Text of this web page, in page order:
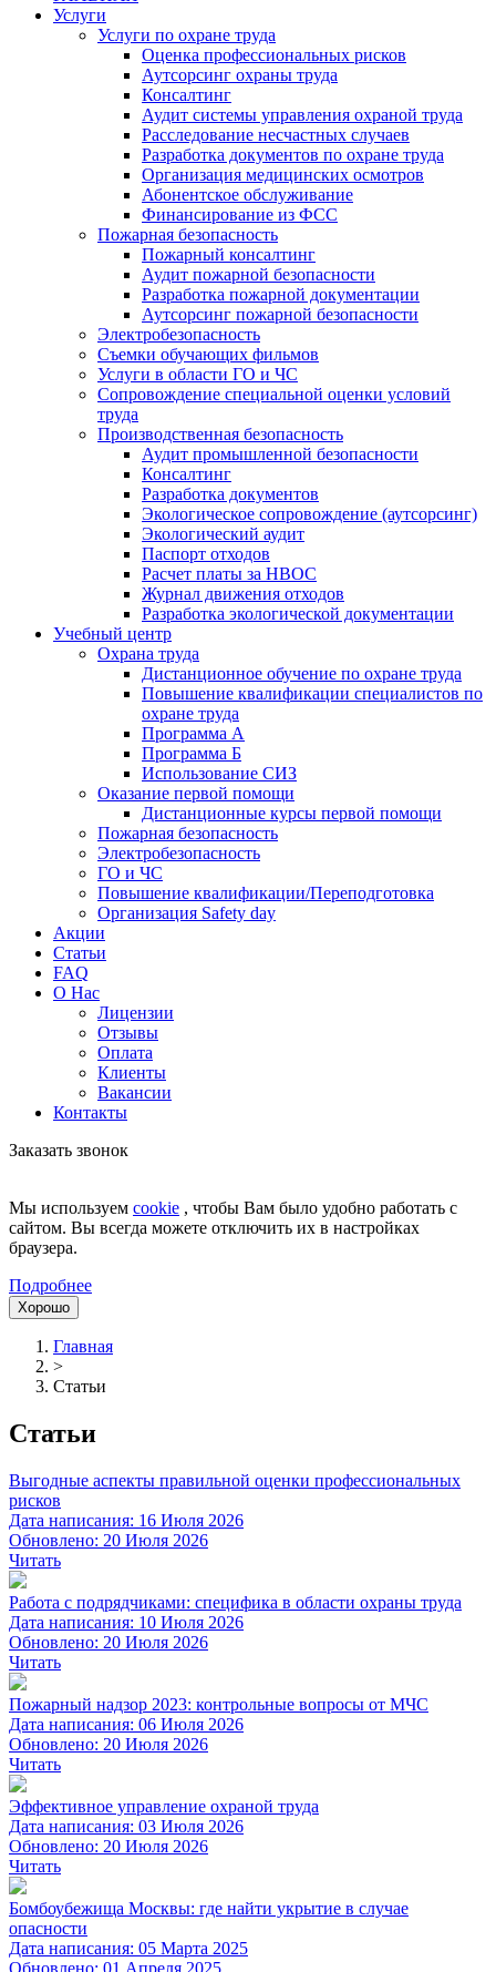
Услуги
Услуги по охране труда
Оценка профессиональных рисков
Аутсорсинг охраны труда
Консалтинг
Аудит системы управления охраной труда
Расследование несчастных случаев
Разработка документов по охране труда
Организация медицинских осмотров
Абонентское обслуживание
Финансирование из ФСС
Пожарная безопасность
Пожарный консалтинг
Аудит пожарной безопасности
Разработка пожарной документации
Аутсорсинг пожарной безопасности
Электробезопасность
Съемки обучающих фильмов
Услуги в области ГО и ЧС
Сопровождение специальной оценки условий
труда
Производственная безопасность
Аудит промышленной безопасности
Консалтинг
Разработка документов
Экологическое сопровождение (аутсорсинг)
Экологический аудит
Паспорт отходов
Расчет платы за НВОС
Журнал движения отходов
Разработка экологической документации
Учебный центр
Охрана труда
Дистанционное обучение по охране труда
Повышение квалификации специалистов по
охране труда
Программа А
Программа Б
Использование СИЗ
Оказание первой помощи
Дистанционные курсы первой помощи
Пожарная безопасность
Электробезопасность
ГО и ЧС
Повышение квалификации/Переподготовка
Организация Safety day
Акции
Статьи
FAQ
О Нас
Лицензии
Отзывы
Оплата
Клиенты
Вакансии
Контакты
Заказать звонок
Мы используем cookie , чтобы Вам было удобно работать с
сайтом. Вы всегда можете отключить их в настройках
браузера.
Подробнее
Хорошо
Главная
>
Статьи
Статьи
Выгодные аспекты правильной оценки профессиональных
рисков
Дата написания: 16 Июля 2026
Обновлено: 20 Июля 2026
Читать
Работа с подрядчиками: специфика в области охраны труда
Дата написания: 10 Июля 2026
Обновлено: 20 Июля 2026
Читать
Пожарный надзор 2023: контрольные вопросы от МЧС
Дата написания: 06 Июля 2026
Обновлено: 20 Июля 2026
Читать
Эффективное управление охраной труда
Дата написания: 03 Июля 2026
Обновлено: 20 Июля 2026
Читать
Бомбоубежища Москвы: где найти укрытие в случае
опасности
Дата написания: 05 Марта 2025
Обновлено: 01 Апреля 2025